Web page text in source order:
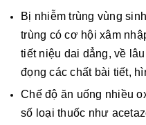
Bị nhiễm trùng vùng
trùng có cơ hội xâm
tiết niệu dai dẳng, về
đọng các chất bài tiết,
Chế độ ăn uống nhiều
số loại thuốc như